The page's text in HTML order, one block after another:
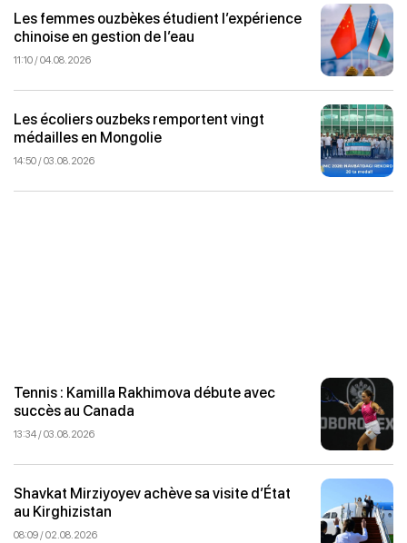
Les femmes ouzbèkes étudient l’expérience
chinoise en gestion de l’eau
11:10 / 04.08.2026
Les écoliers ouzbeks remportent vingt
médailles en Mongolie
14:50 / 03.08.2026
Tennis : Kamilla Rakhimova débute avec
succès au Canada
13:34 / 03.08.2026
Shavkat Mirziyoyev achève sa visite d’État
au Kirghizistan
08:09 / 02.08.2026